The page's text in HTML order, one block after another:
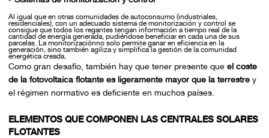
Al igual que en otras comunidades de autoconsumo (industriales,
residenciales), con un adecuado sistema de monitorización y control se
consigue que todos los regantes tengan información a tiempo real de la
cantidad de energía generada, pudiéndose beneficiar en cada una de sus
parcelas. La monitorizaciónno solo permite ganar en eficiencia en la
generación, sino también agiliza y simplifica la gestión de la comunidad
energética creada.
Como gran desafío, también hay que tener presente que el coste
de la fotovoltaica flotante es ligeramente mayor que la terrestrey
el régimen normativo es deficiente en muchos países.
ELEMENTOS QUE COMPONEN LAS CENTRALES SOLARES
FLOTANTES